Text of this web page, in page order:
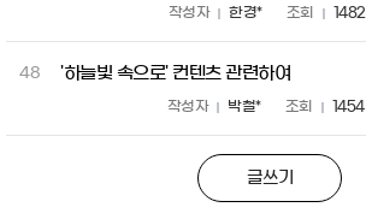
조회 1482
작성자 한경*
48 '하늘빛 속으로' 컨텐츠 관련하여
조회 1454
작성자 박철*
글쓰기